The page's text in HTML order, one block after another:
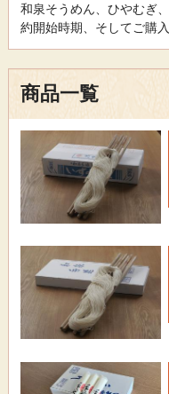
和泉そうめん、ひやむぎ
約開始時期、そしてご購
商品一覧